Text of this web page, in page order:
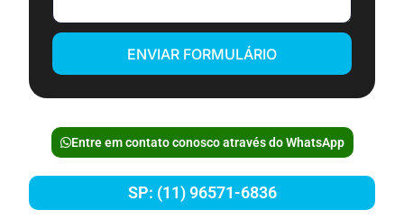
ENVIAR FORMULÁRIO
Entre em contato conosco através do WhatsApp
SP: (11) 96571-6836